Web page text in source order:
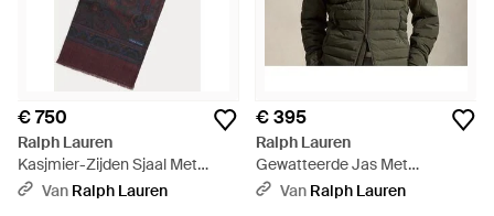
€ 750
Ralph Lauren
Kasjmier-Zijden Sjaal Met
Paisleymotief - Blauw
Van Ralph Lauren
€ 395
Ralph Lauren
Gewatteerde Jas Met
Opstaande Boord - Groen
Van Ralph Lauren